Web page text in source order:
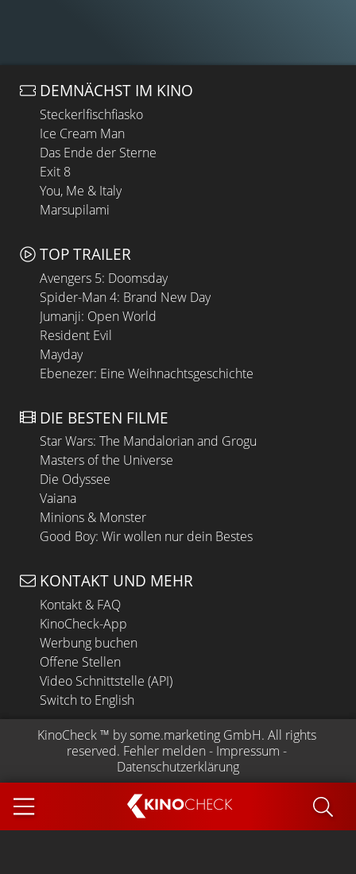
KINOCHECK
DEMNÄCHST IM KINO
Steckerlfischfiasko
Ice Cream Man
Das Ende der Sterne
Exit 8
You, Me & Italy
Marsupilami
TOP TRAILER
Avengers 5: Doomsday
Spider-Man 4: Brand New Day
Jumanji: Open World
Resident Evil
Mayday
Ebenezer: Eine Weihnachtsgeschichte
DIE BESTEN FILME
Star Wars: The Mandalorian and Grogu
Masters of the Universe
Die Odyssee
Vaiana
Minions & Monster
Good Boy: Wir wollen nur dein Bestes
KONTAKT UND MEHR
Kontakt & FAQ
KinoCheck-App
Werbung buchen
Offene Stellen
Video Schnittstelle (API)
Switch to English
KinoCheck ™ by some.marketing GmbH. All rights
reserved. Fehler melden - Impressum -
Datenschutzerklärung